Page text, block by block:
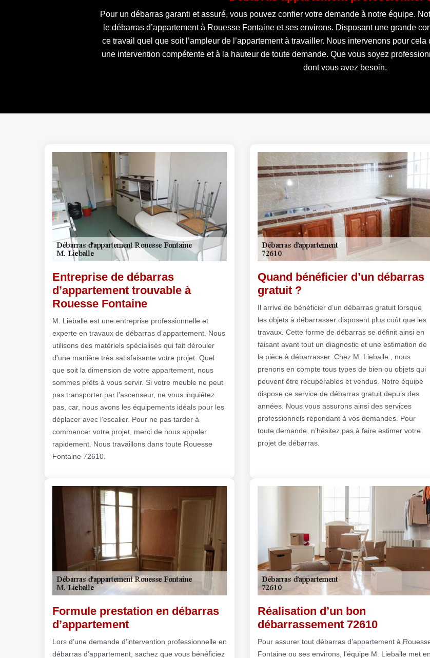
Pour un débarras garanti et assuré, vous pouvez confier votre demande à notre équipe.
le débarras d’appartement à Rouesse Fontaine et ses environs. Disposant une grande
ce travail quel que soit l’ampleur de l’appartement à travailler. Nous intervenons pour
une intervention compétente et à la hauteur de toute demande. Que vous soyez
dont vous avez besoin.
Entreprise de débarras
d’appartement trouvable à
Rouesse Fontaine
M. Lieballe est une entreprise professionnelle et
experte en travaux de débarras d’appartement. Nous
utilisons des matériels spécialisés qui fait dérouler
d’une manière très satisfaisante votre projet. Quel
que soit la dimension de votre appartement, nous
sommes prêts à vous servir. Si votre meuble ne peut
pas transporter par l’ascenseur, ne vous inquiétez
pas, car, nous avons les équipements idéals pour les
déplacer avec l’escalier. Pour ne pas tarder à
commencer votre projet, merci de nous appeler
rapidement. Nous travaillons dans toute Rouesse
Fontaine 72610.
Quand bénéficier d’un débarras
gratuit ?
Il arrive de bénéficier d’un débarras gratuit lorsque
les objets à débarrasser disposent plus coût que les
travaux. Cette forme de débarras se définit ainsi en
faisant avant tout un diagnostic et une estimation de
la pièce à débarrasser. Chez M. Lieballe , nous
prenons en compte tous types de bien ou objets qui
peuvent être récupérables et vendus. Notre équipe
dispose ce service de débarras gratuit depuis des
années. Nous vous assurons ainsi des services
professionnels répondant à vos demandes. Pour
toute demande, n’hésitez pas à faire estimer votre
projet de débarras.
Formule prestation en débarras
d’appartement
Lors d’une demande d’intervention professionnelle en
débarras d’appartement, sachez que vous bénéficiez
Réalisation d’un bon
débarrassement 72610
Pour assurer tout débarras d’appartement à
Fontaine ou ses environs, l’équipe M. Lieballe met en